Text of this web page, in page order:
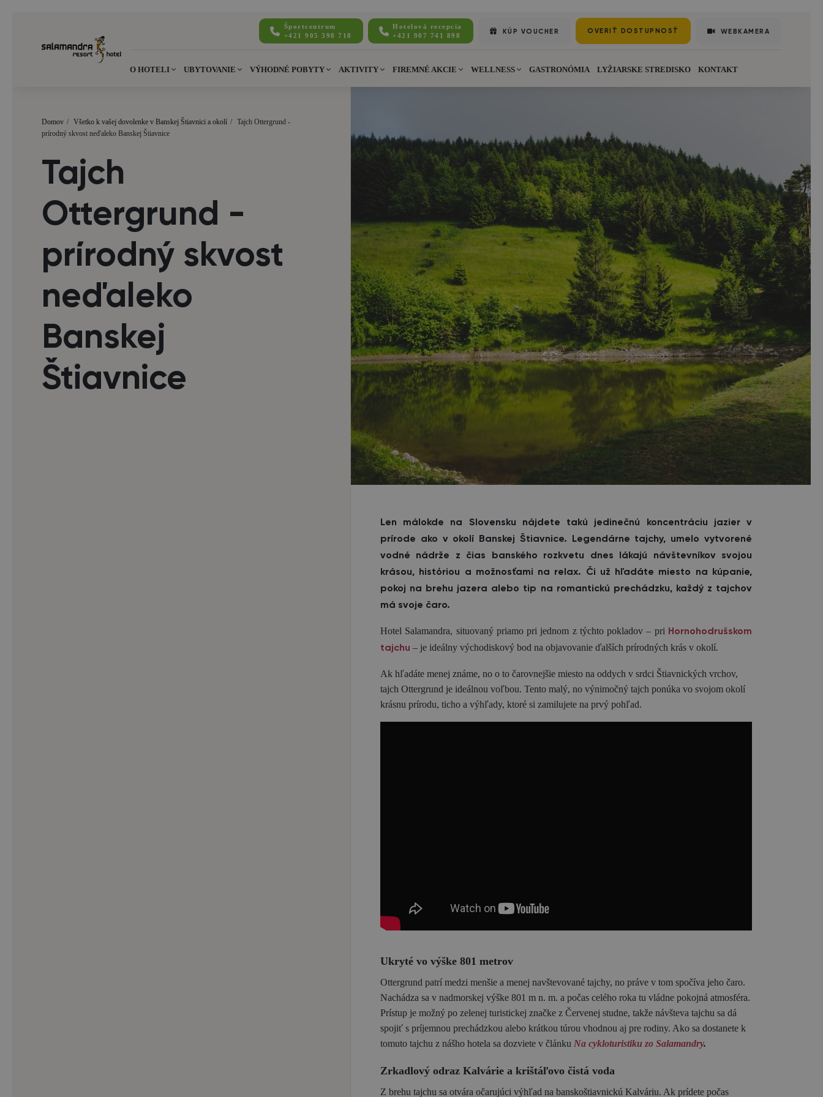
Športcentrum
+421 905 398 718
Hotelová recepcia
+421 907 741 898
KÚP VOUCHER OVERIŤ DOSTUPNOSŤ WEBKAMERA
O HOTELI UBYTOVANIE VÝHODNÉ POBYTY AKTIVITY FIREMNÉ AKCIE WELLNESS GASTRONÓMIA LYŽIARSKE STREDISKO KONTAKT
Domov / Všetko k vašej dovolenke v Banskej Štiavnici a okolí / Tajch Ottergrund -
prírodný skvost neďaleko Banskej Štiavnice
Tajch
Ottergrund -
prírodný skvost
neďaleko
Banskej
Štiavnice
Len málokde na Slovensku nájdete takú jedinečnú koncentráciu jazier v
prírode ako v okolí Banskej Štiavnice. Legendárne tajchy, umelo vytvorené
vodné nádrže z čias banského rozkvetu dnes lákajú návštevníkov svojou
krásou, históriou a možnosťami na relax. Či už hľadáte miesto na kúpanie,
pokoj na brehu jazera alebo tip na romantickú prechádzku, každý z tajchov
má svoje čaro.
Hotel Salamandra, situovaný priamo pri jednom z týchto pokladov – pri Hornohodrušskom
tajchu – je ideálny východiskový bod na objavovanie ďalších prírodných krás v okolí.
Ak hľadáte menej známe, no o to čarovnejšie miesto na oddych v srdci Štiavnických vrchov,
tajch Ottergrund je ideálnou voľbou. Tento malý, no výnimočný tajch ponúka vo svojom okolí
krásnu prírodu, ticho a výhľady, ktoré si zamilujete na prvý pohľad.
Ukryté vo výške 801 metrov
Ottergrund patrí medzi menšie a menej navštevované tajchy, no práve v tom spočíva jeho čaro.
Nachádza sa v nadmorskej výške 801 m n. m. a počas celého roka tu vládne pokojná atmosféra.
Prístup je možný po zelenej turistickej značke z Červenej studne, takže návšteva tajchu sa dá
spojiť s príjemnou prechádzkou alebo krátkou túrou vhodnou aj pre rodiny. Ako sa dostanete k
tomuto tajchu z nášho hotela sa dozviete v článku Na cykloturistiku zo Salamandry.
Zrkadlový odraz Kalvárie a krištáľovo čistá voda
Z brehu tajchu sa otvára očarujúci výhľad na banskoštiavnickú Kalváriu. Ak prídete počas